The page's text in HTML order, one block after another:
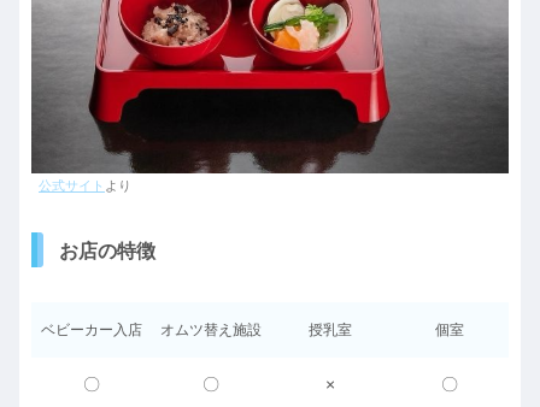
公式サイト より
お店の特徴
ベビーカー入店 オムツ替え施設 授乳室 個室
〇 〇 × 〇